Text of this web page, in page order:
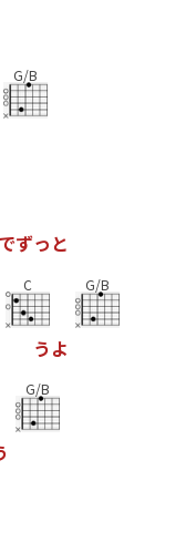
G/B
ずっ と
C
う よ
G/B
G/B